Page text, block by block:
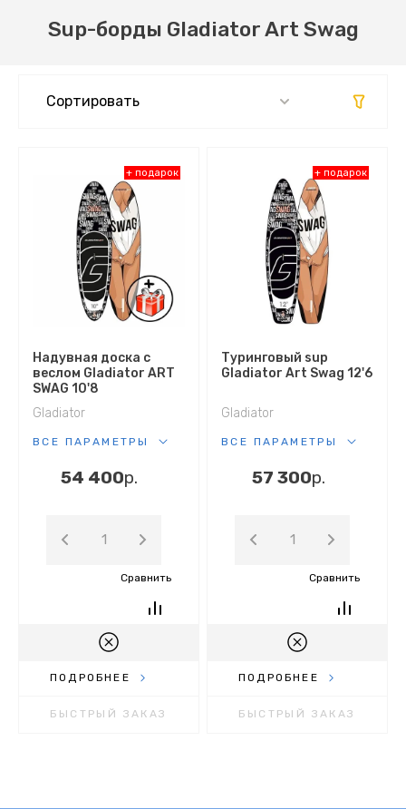
Sup-борды Gladiator Art Swag
Сортировать
Самые дорогие
По новизне (убыванию)
По новизне (возрастанию)
По популярности (возрастанию)
По популярности (убыванию)
+ подарок
Надувная доска с
веслом Gladiator ART
SWAG 10'8
Gladiator
ВСЕ ПАРАМЕТРЫ
54 400р.
Сравнить
ПОДРОБНЕЕ
БЫСТРЫЙ ЗАКАЗ
+ подарок
Туринговый sup
Gladiator Art Swag 12'6
Gladiator
ВСЕ ПАРАМЕТРЫ
57 300р.
Сравнить
ПОДРОБНЕЕ
БЫСТРЫЙ ЗАКАЗ